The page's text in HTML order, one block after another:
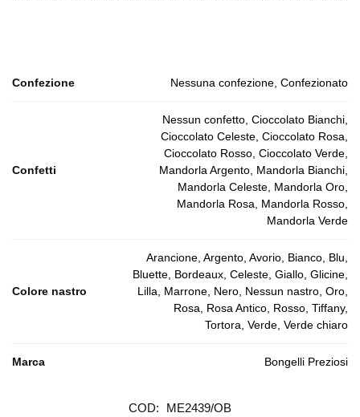
Confezione Nessuna confezione, Confezionato
Confetti
Nessun confetto, Cioccolato Bianchi,
Cioccolato Celeste, Cioccolato Rosa,
Cioccolato Rosso, Cioccolato Verde,
Mandorla Argento, Mandorla Bianchi,
Mandorla Celeste, Mandorla Oro,
Mandorla Rosa, Mandorla Rosso,
Mandorla Verde
Colore nastro
Arancione, Argento, Avorio, Bianco, Blu,
Bluette, Bordeaux, Celeste, Giallo, Glicine,
Lilla, Marrone, Nero, Nessun nastro, Oro,
Rosa, Rosa Antico, Rosso, Tiffany,
Tortora, Verde, Verde chiaro
Marca Bongelli Preziosi
COD:
ME2439/OB